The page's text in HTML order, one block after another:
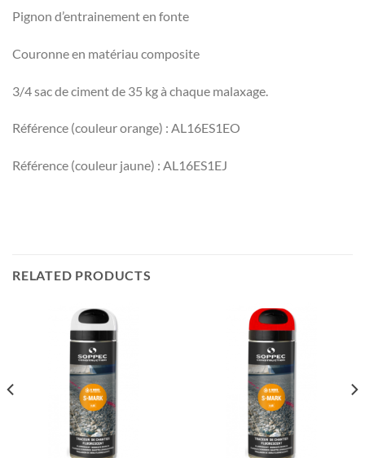
Pignon d’entrainement en fonte
Couronne en matériau composite
3/4 sac de ciment de 35 kg à chaque malaxage.
Référence (couleur orange) : AL16ES1EO
Référence (couleur jaune) : AL16ES1EJ
RELATED PRODUCTS